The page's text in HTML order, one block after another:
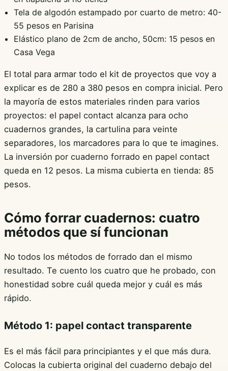
Tela de algodón estampado por cuarto de metro: 40-
55 pesos en Parisina
Elástico plano de 2cm de ancho, 50cm: 15 pesos en
Casa Vega
El total para armar todo el kit de proyectos que voy a
explicar es de 280 a 380 pesos en compra inicial. Pero
la mayoría de estos materiales rinden para varios
proyectos: el papel contact alcanza para ocho
cuadernos grandes, la cartulina para veinte
separadores, los marcadores para lo que te imagines.
La inversión por cuaderno forrado en papel contact
queda en 12 pesos. La misma cubierta en tienda: 85
pesos.
Cómo forrar cuadernos: cuatro
métodos que sí funcionan
No todos los métodos de forrado dan el mismo
resultado. Te cuento los cuatro que he probado, con
honestidad sobre cuál queda mejor y cuál es más
rápido.
Método 1: papel contact transparente
Es el más fácil para principiantes y el que más dura.
Colocas la cubierta original del cuaderno debajo del